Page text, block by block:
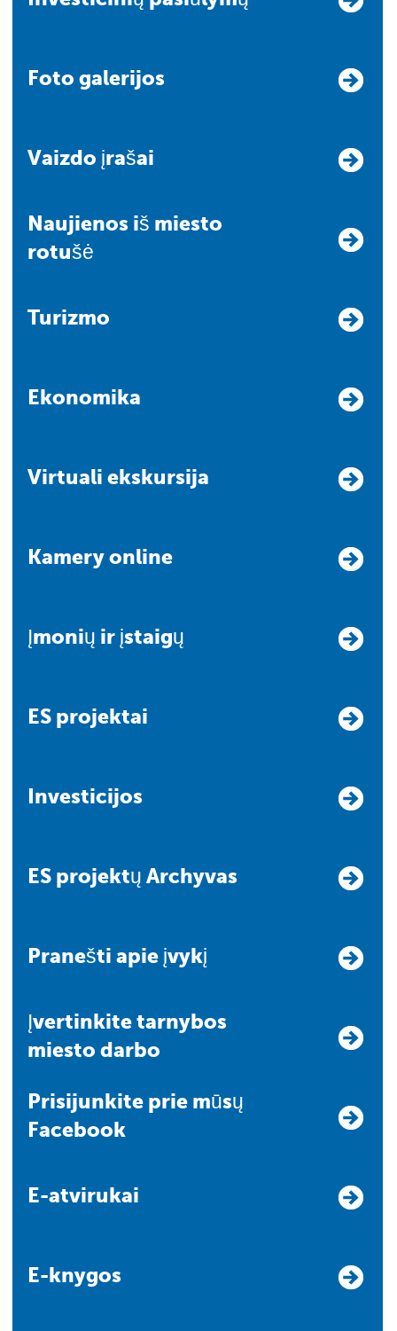
Foto galerijos
Vaizdo įrašai
Naujienos iš miesto
rotušė
Turizmo
Ekonomika
Virtuali ekskursija
Kamery online
Įmonių ir įstaigų
ES projektai
Investicijos
ES projektų Archyvas
Pranešti apie įvykį
Įvertinkite tarnybos
miesto darbo
Prisijunkite prie mūsų
Facebook
E-atvirukai
E-knygos